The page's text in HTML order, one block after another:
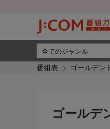
番組表 ゴールデン
ゴールデ